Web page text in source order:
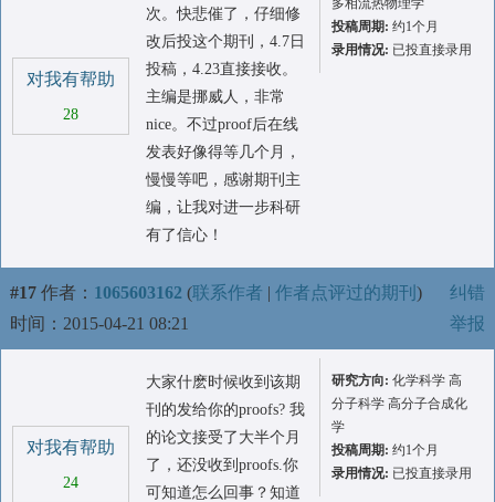
对我有帮助
28
次。快悲催了，仔细修
改后投这个期刊，4.7日
投稿，4.23直接接收。
主编是挪威人，非常
nice。不过proof后在线
发表好像得等几个月，
慢慢等吧，感谢期刊主
编，让我对进一步科研
有了信心！
多相流热物理学
投稿周期: 约1个月
录用情况: 已投直接录用
#17 作者： 1065603162 (联系作者 | 作者点评过的期刊 )
时间：2015-04-21 08:21
纠错
举报
对我有帮助
24
大家什麽时候收到该期
刊的发给你的proofs? 我
的论文接受了大半个月
了，还没收到proofs.你
可知道怎么回事？知道
研究方向: 化学科学 高
分子科学 高分子合成化
学
投稿周期: 约1个月
录用情况: 已投直接录用